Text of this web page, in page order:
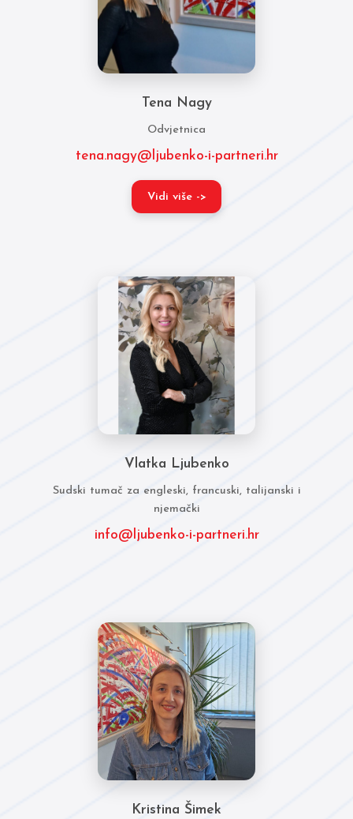
Tena Nagy
Odvjetnica
tena.nagy@ljubenko-i-partneri.hr
Vidi više ->
Vlatka Ljubenko
Sudski tumač za engleski, francuski, talijanski i
njemački
info@ljubenko-i-partneri.hr
Kristina Šimek